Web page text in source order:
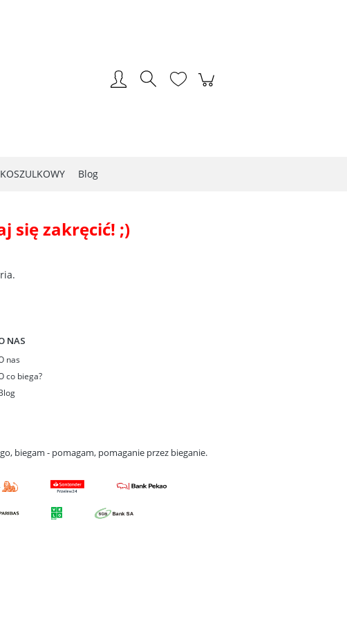
Blog
się zakręcić! ;)
NAS
nas
co biega?
biegam - pomagam, pomaganie przez bieganie.